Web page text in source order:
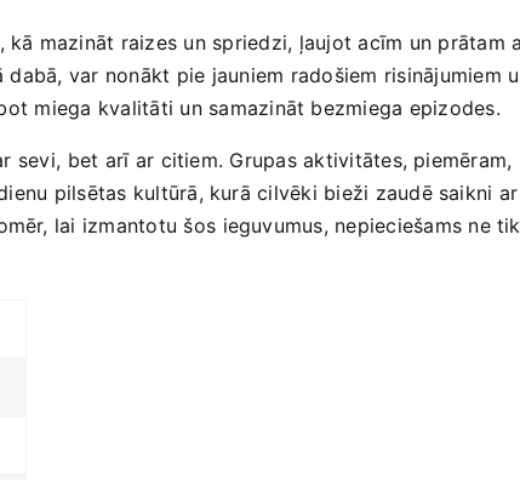
​kā mazināt ‌raizes un​ spriedzi, ⁢ļaujot acīm un prātam
var⁣ nonākt pie jauniem ⁢radošiem risinājumiem
miega⁣ kvalitāti un samazināt bezmiega epizodes.
sevi, ⁣bet arī ar⁤ citiem. Grupas aktivitātes,
pilsētas kultūrā, kurā cilvēki bieži zaudē​ saikni
lai izmantotu šos ⁤ieguvumus, ‌nepieciešams ne